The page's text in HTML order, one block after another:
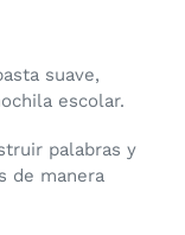
suave,
escolar.
palabras y
de manera